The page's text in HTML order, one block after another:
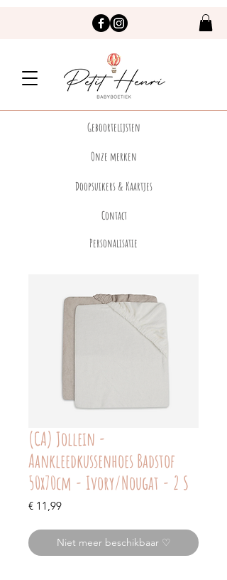
Geboortelijsten
Onze merken
Doopsuikers & Kaartjes
Contact
Personalisatie
(CA) Jollein -
Aankleedkussenhoes Badstof
50x70cm - Ivory/Nougat - 2 S
€ 11,99Prijs
Niet meer beschikbaar ♡